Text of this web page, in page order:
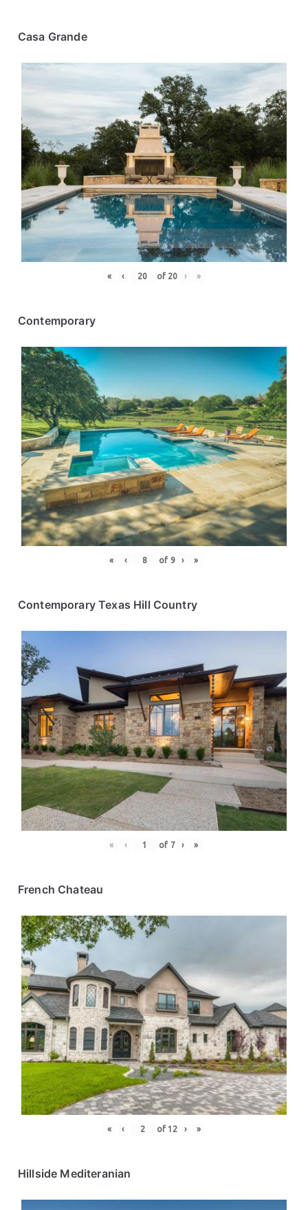
Casa Grande
« ‹ of 20 › »
Contemporary
« ‹ of 9 › »
Contemporary Texas Hill Country
« ‹ of 7 › »
French Chateau
« ‹ of12 › »
Hillside Mediteranian